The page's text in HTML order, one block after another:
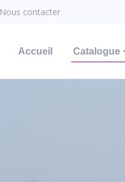
Nous contacter
Accueil Catalogue